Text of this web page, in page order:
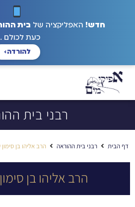
חדש! האפליקציה של בית
כעת לכולם
להורדה›
רבני בית
דף הבית רבני בית ההוראה הרב אליהו בן
הרב אליהו בן